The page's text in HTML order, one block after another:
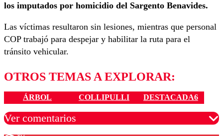
los imputados por homicidio del Sargento Benavides.
Las víctimas resultaron sin lesiones, mientras que personal
COP trabajó para despejar y habilitar la ruta para el
tránsito vehicular.
OTROS TEMAS A EXPLORAR:
ÁRBOL COLLIPULLI DESTACADA6
Ver comentarios